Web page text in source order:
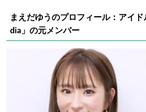
まえだゆうのプロフィール：アイ
dia」の元メンバー